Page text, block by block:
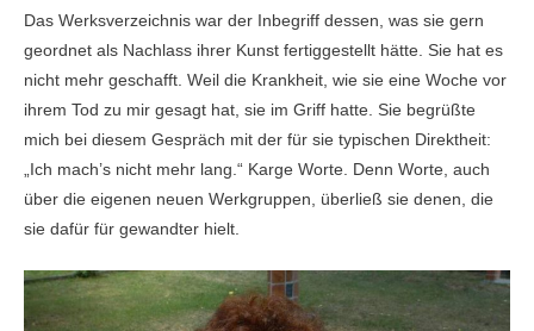
Das Werksverzeichnis war der Inbegriff dessen, was sie gern
geordnet als Nachlass ihrer Kunst fertiggestellt hätte. Sie hat es
nicht mehr geschafft. Weil die Krankheit, wie sie eine Woche vor
ihrem Tod zu mir gesagt hat, sie im Griff hatte. Sie begrüßte
mich bei diesem Gespräch mit der für sie typischen Direktheit:
„Ich mach’s nicht mehr lang.“ Karge Worte. Denn Worte, auch
über die eigenen neuen Werkgruppen, überließ sie denen, die
sie dafür für gewandter hielt.